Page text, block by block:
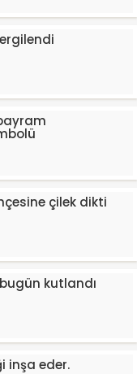
çilek dikti
kutlandı
inşa eder.